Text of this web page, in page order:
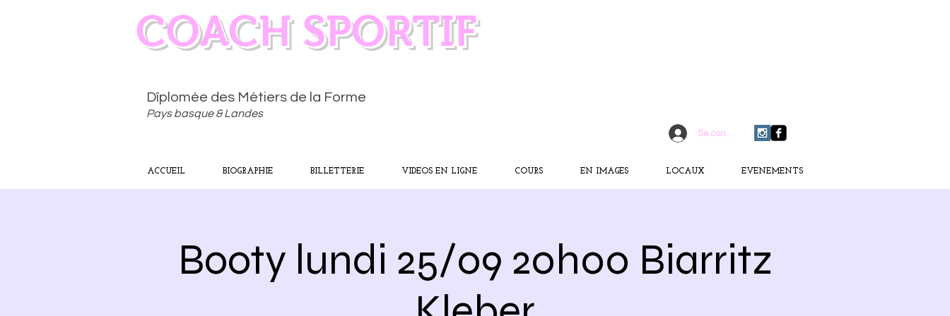
COACH SPORTIF
Dîplomée des Métiers de la Forme
Pays basque & Landes
Se connecter
ACCUEIL BIOGRAPHIE BILLETTERIE VIDEOS EN LIGNE COURS EN IMAGES LOCAUX EVENEMENTS
Booty lundi 25/09 20h00 Biarritz